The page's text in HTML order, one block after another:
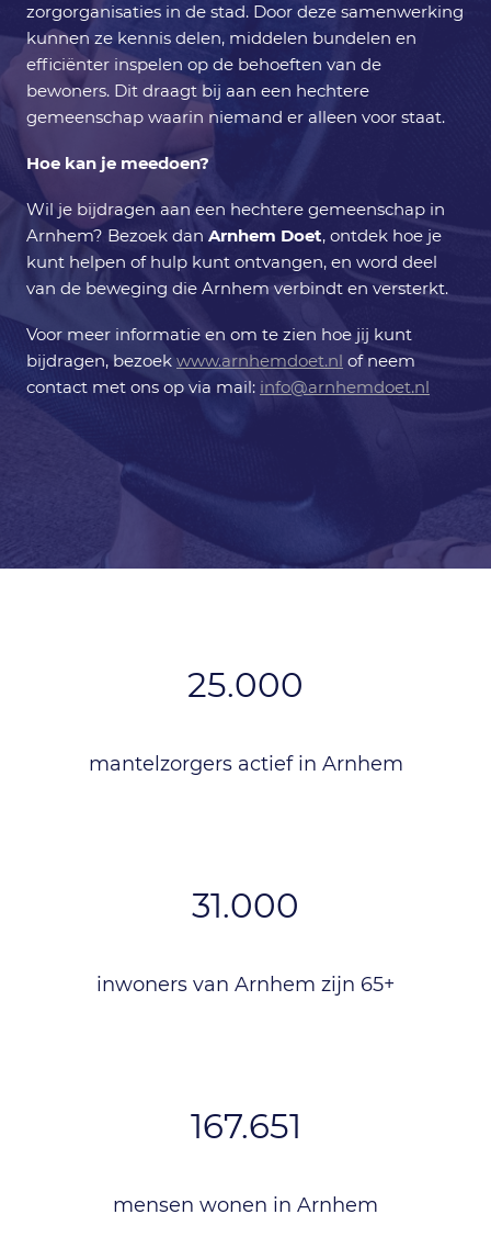
zorgorganisaties in de stad. Door deze samenwerking
kunnen ze kennis delen, middelen bundelen en
efficiënter inspelen op de behoeften van de
bewoners. Dit draagt bij aan een hechtere
gemeenschap waarin niemand er alleen voor staat.
Hoe kan je meedoen?
Wil je bijdragen aan een hechtere gemeenschap in
Arnhem? Bezoek dan Arnhem Doet, ontdek hoe je
kunt helpen of hulp kunt ontvangen, en word deel
van de beweging die Arnhem verbindt en versterkt.
Voor meer informatie en om te zien hoe jij kunt
bijdragen, bezoek www.arnhemdoet.nl of neem
contact met ons op via mail: info@arnhemdoet.nl
25.000
mantelzorgers actief in Arnhem
31.000
inwoners van Arnhem zijn 65+
167.651
mensen wonen in Arnhem